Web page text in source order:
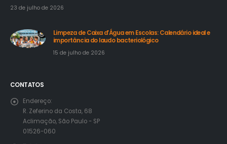
23 de julho de 2026
Limpeza de Caixa d’Água em Escolas: Calendário ideal e
importância do laudo bacteriológico
15 de julho de 2026
CONTATOS
Endereço:
R. Zeferino da Costa, 68
Aclimação, São Paulo - SP
01526-060